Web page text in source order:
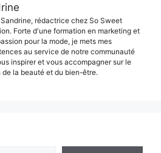
rédactrice chez So Sweet
Forte d'une formation en marketing et
pour la mode, je mets mes
au service de notre communauté
inspirer et vous accompagner sur le
de la beauté et du bien-être.